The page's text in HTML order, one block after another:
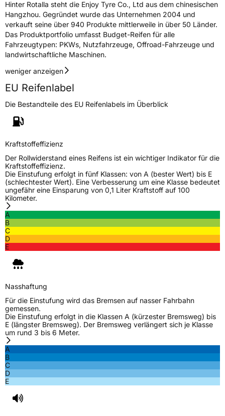
Rollgeräusch (dB)69
FahrzeugklasseC1
EPREL ID617243
Allgemeine Produktsicherheit (GPSR)
HerstellerkontaktROTALLA, Room 608 Sunyard International
Creative Center 1750 Jianghong Road
Binjiang District Hangzhou,
in der EU
1750 Jianghong Road Binjiang District
Hangzhou, zhaoye@enjoytyre.com
Hinter Rotalla steht die Enjoy Tyre Co., Ltd aus dem chinesischen
Hangzhou. Gegründet wurde das Unternehmen 2004 und
verkauft seine über 940 Produkte mittlerweile in über 50 Länder.
Das Produktportfolio umfasst Budget-Reifen für alle
Fahrzeugtypen: PKWs, Nutzfahrzeuge, Offroad-Fahrzeuge und
landwirtschaftliche Maschinen.
weniger anzeigen
EU Reifenlabel
Die Bestandteile des EU Reifenlabels im Überblick
Kraftstoffeffizienz
Der Rollwiderstand eines Reifens ist ein wichtiger Indikator für die
Kraftstoffeffizienz.
Die Einstufung erfolgt in fünf Klassen: von A (bester Wert) bis E
(schlechtester Wert). Eine Verbesserung um eine Klasse bedeutet
ungefähr eine Einsparung von 0,1 Liter Kraftstoff auf 100
Kilometer.
A
B
C
D
E
Nasshaftung
Für die Einstufung wird das Bremsen auf nasser Fahrbahn
gemessen.
Die Einstufung erfolgt in die Klassen A (kürzester Bremsweg) bis
E (längster Bremsweg). Der Bremsweg verlängert sich je Klasse
um rund 3 bis 6 Meter.
A
B
C
D
E